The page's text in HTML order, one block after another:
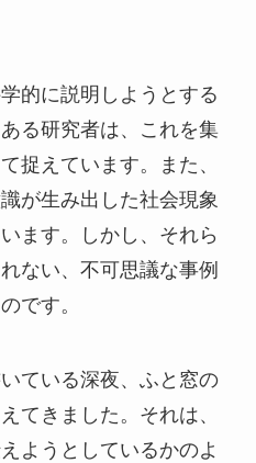
的に説明しようとする
る研究者は、これを集
捉えています。また、
が生み出した社会現象
ます。しかし、それら
ない、不可思議な事例
です。
ている深夜、ふと窓の
てきました。それは、
ようとしているかのよ